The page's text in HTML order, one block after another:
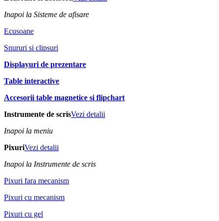
Inapoi la Sisteme de afisare
Ecusoane
Snururi si clipsuri
Displayuri de prezentare
Table interactive
Accesorii table magnetice si flipchart
Instrumente de scrisVezi detalii
Inapoi la meniu
PixuriVezi detalii
Inapoi la Instrumente de scris
Pixuri fara mecanism
Pixuri cu mecanism
Pixuri cu gel